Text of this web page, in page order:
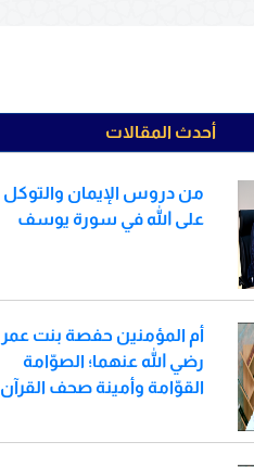
أحدث المقالات
من دروس الإيمان والتوكل
على الله في سورة يوسف
أم المؤمنين حفصة بنت عمر
رضي الله عنهما؛ الصوّامة
القوّامة وأمينة صحف القرآن